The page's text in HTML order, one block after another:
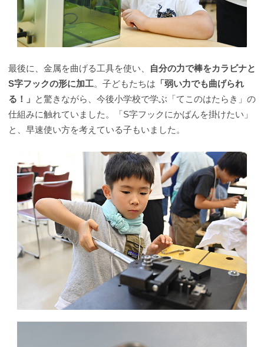
最後に、金属を曲げる工具を使い、
自分の力で棒をカラビナと
S字フックの形に加工。子どもたちは 「弱い力でも曲げられ
る！」 と驚きながら、今後小学校で学ぶ「てこのはたらき」の
仕組みに触れていました。「S字フックにかばんを掛けたい」
と、早速使い方を考えている子もいました。